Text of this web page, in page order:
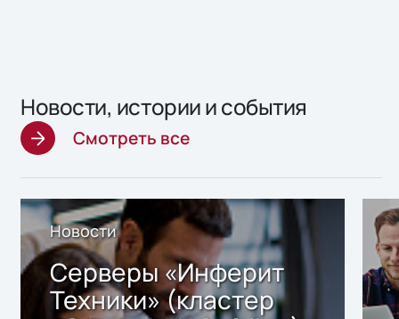
Новости, истории и события
Смотреть все
Новости
Серверы «Инферит
Техники» (кластер